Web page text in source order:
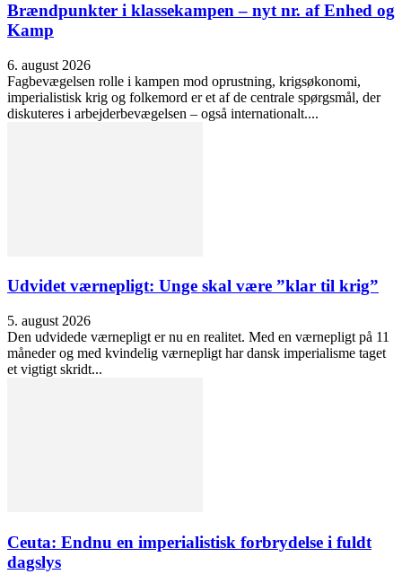
Brændpunkter i klassekampen – nyt nr. af Enhed og
Kamp
6. august 2026
Fagbevægelsen rolle i kampen mod oprustning, krigsøkonomi,
imperialistisk krig og folkemord er et af de centrale spørgsmål, der
diskuteres i arbejderbevægelsen – også internationalt....
Udvidet værnepligt: Unge skal være ”klar til krig”
5. august 2026
Den udvidede værnepligt er nu en realitet. Med en værnepligt på 11
måneder og med kvindelig værnepligt har dansk imperialisme taget
et vigtigt skridt...
Ceuta: Endnu en imperialistisk forbrydelse i fuldt
dagslys